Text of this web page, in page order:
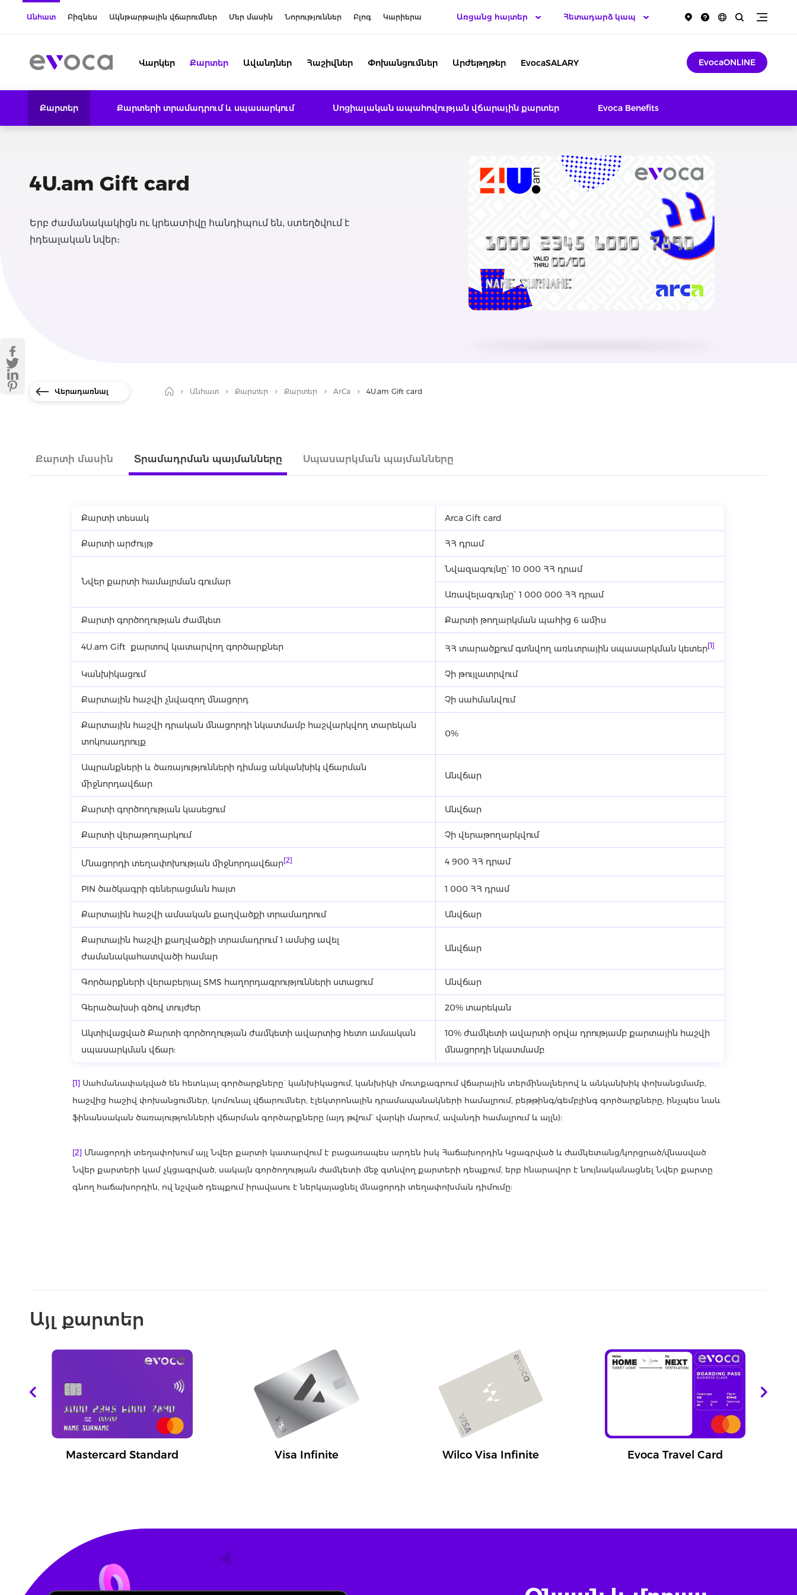
Անհատ Բիզնես Ակնթարթային վճարումներ Մեր մասին Նորություններ Բլոգ Կարիերա Հետադարձ կապ
Առցանց հայտեր
Վարկեր Քարտեր Ավանդներ Հաշիվներ Փոխանցումներ Արժեթղթեր EvocaSALARY EvocaONLINE
Քարտեր Քարտերի տրամադրում և սպասարկում Սոցիալական ապահովության վճարային քարտեր Evoca Benefits
4U.am Gift card
Երբ ժամանակակիցն ու կրեատիվը հանդիպում են, ստեղծվում է
իդեալական նվեր։
Վերադառնալ Անհատ Քարտեր Քարտեր ArCa 4U.am Gift card
Քարտի մասին Տրամադրման պայմանները Սպասարկման պայմանները
Քարտի տեսակ Arca Gift card
Քարտի արժույթ ՀՀ դրամ
Նվեր քարտի համալրման գումար
Նվազագույնը` 10 000 ՀՀ դրամ
Առավելագույնը` 1 000 000 ՀՀ դրամ
Քարտի գործողության ժամկետ Քարտի թողարկման պահից 6 ամիս
4U.am Gift քարտով կատարվող գործարքներ ՀՀ տարածքում գտնվող առևտրային սպասարկման կետեր[1]
Կանխիկացում Չի թույլատրվում
Քարտային հաշվի չնվազող մնացորդ Չի սահմանվում
Քարտային հաշվի դրական մնացորդի նկատմամբ հաշվարկվող տարեկան
տոկոսադրույք
0%
Ապրանքների և ծառայությունների դիմաց անկանխիկ վճարման
միջնորդավճար
Անվճար
Քարտի գործողության կասեցում Անվճար
Քարտի վերաթողարկում Չի վերաթողարկվում
Մնացորդի տեղափոխության միջնորդավճար[2] 4 900 ՀՀ դրամ
PIN ծածկագրի գեներացման հայտ 1 000 ՀՀ դրամ
Քարտային հաշվի ամսական քաղվածքի տրամադրում Անվճար
Քարտային հաշվի քաղվածքի տրամադրում 1 ամսից ավել
ժամանակահատվածի համար
Անվճար
Գործարքների վերաբերյալ SMS հաղորդագրությունների ստացում Անվճար
Գերածախսի գծով տույժեր 20% տարեկան
Ակտիվացված Քարտի գործողության ժամկետի ավարտից հետո ամսական
սպասարկման վճար:
10% ժամկետի ավարտի օրվա դրությամբ քարտային հաշվի
մնացորդի նկատմամբ
[1] Սահմանափակված են հետևյալ գործարքները` կանխիկացում, կանխիկի մուտքագրում վճարային տերմինալներով և անկանխիկ փոխանցմամբ,
հաշվից հաշիվ փոխանցումներ, կոմունալ վճարումներ, էլեկտրոնային դրամապանակների համալրում, բեթթինգ/գեմբլինգ գործարքները, ինչպես նաև
ֆինանսական ծառայությունների վճարման գործարքները (այդ թվում` վարկի մարում, ավանդի համալրում և այլն):
[2] Մնացորդի տեղափոխում այլ Նվեր քարտի կատարվում է բացառապես արդեն իսկ Հաճախորդին Կցագրված և ժամկետանց/կորցրած/վնասված
Նվեր քարտերի կամ չկցագրված, սակայն գործողության ժամկետի մեջ գտնվող քարտերի դեպքում, երբ հնարավոր է նույնականացնել Նվեր քարտը
գնող հաճախորդին, ով նշված դեպքում իրավասու է ներկայացնել մնացորդի տեղափոխման դիմումը:
Այլ քարտեր
Mastercard Standard Visa Infinite Wilco Visa Infinite Evoca Travel Card